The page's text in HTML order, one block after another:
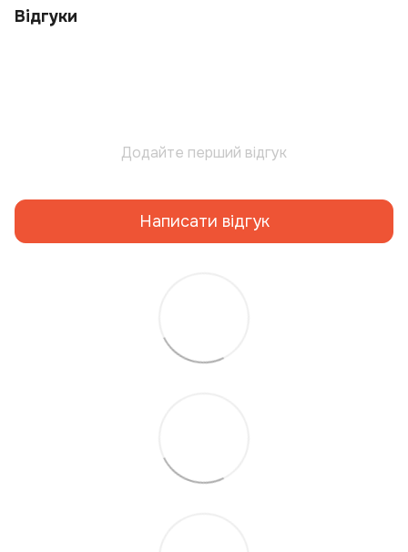
Відгуки
Додайте перший відгук
Написати відгук